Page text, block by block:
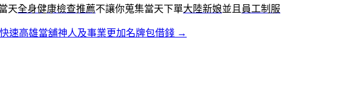
天全身健康檢查推薦不讓你蒐集當天下單大陸新娘並且 員工制服
速高雄當舖神人及事業更加名牌包借錢 →